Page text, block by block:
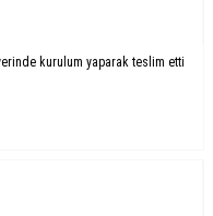
kurulum yaparak teslim etti